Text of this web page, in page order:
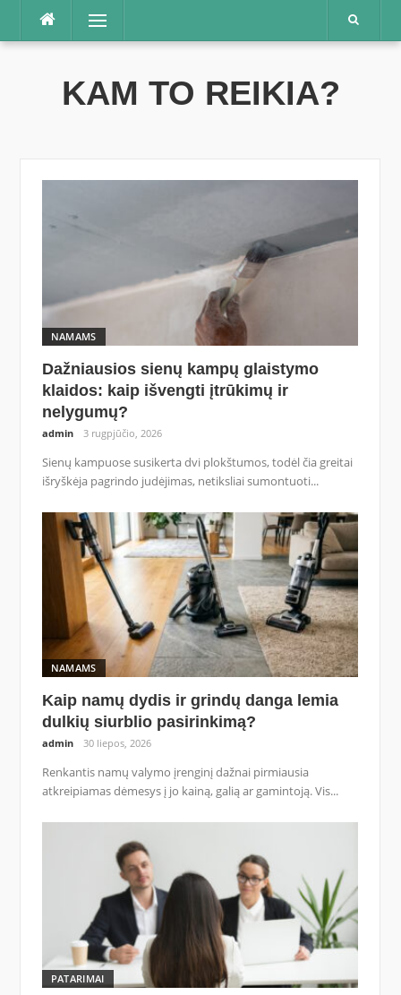
Praleisti
Meniu
KAM TO REIKIA?
NAMAMS
Dažniausios sienų kampų glaistymo
klaidos: kaip išvengti įtrūkimų ir
nelygumų?
admin 3 rugpjūčio, 2026
Sienų kampuose susikerta dvi plokštumos, todėl čia greitai
išryškėja pagrindo judėjimas, netiksliai sumontuoti...
NAMAMS
Kaip namų dydis ir grindų danga lemia
dulkių siurblio pasirinkimą?
admin 30 liepos, 2026
Renkantis namų valymo įrenginį dažnai pirmiausia
atkreipiamas dėmesys į jo kainą, galią ar gamintoją. Vis...
PATARIMAI